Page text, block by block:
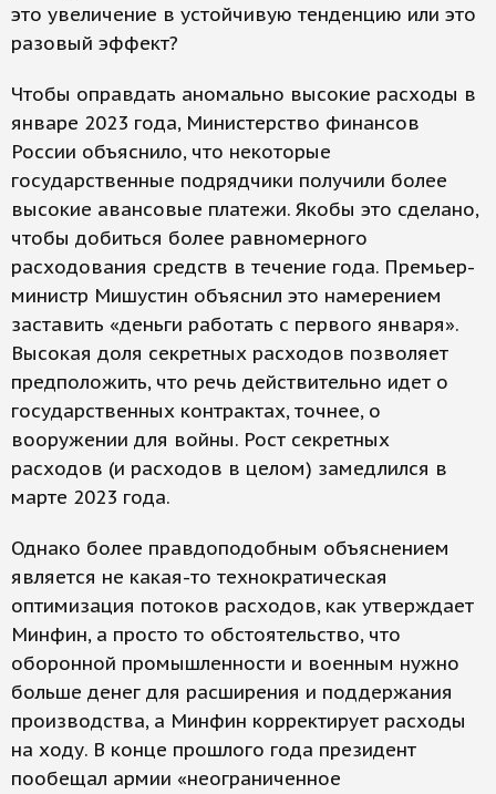
это увеличение в устойчивую тенденцию или это
разовый эффект?
Чтобы оправдать аномально высокие расходы в
январе 2023 года, Министерство финансов
России объяснило, что некоторые
государственные подрядчики получили более
высокие авансовые платежи. Якобы это сделано,
чтобы добиться более равномерного
расходования средств в течение года. Премьер-
министр Мишустин объяснил это намерением
заставить «деньги работать с первого января».
Высокая доля секретных расходов позволяет
предположить, что речь действительно идет о
государственных контрактах, точнее, о
вооружении для войны. Рост секретных
расходов (и расходов в целом) замедлился в
марте 2023 года.
Однако более правдоподобным объяснением
является не какая-то технократическая
оптимизация потоков расходов, как утверждает
Минфин, а просто то обстоятельство, что
оборонной промышленности и военным нужно
больше денег для расширения и поддержания
производства, а Минфин корректирует расходы
на ходу. В конце прошлого года президент
пообещал армии «неограниченное